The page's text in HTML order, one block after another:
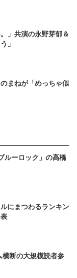
」共演の永野芽郁＆
」
まねが「めっちゃ似
ルーロック」の高橋
にまつわるランキン
断の大規模読者参